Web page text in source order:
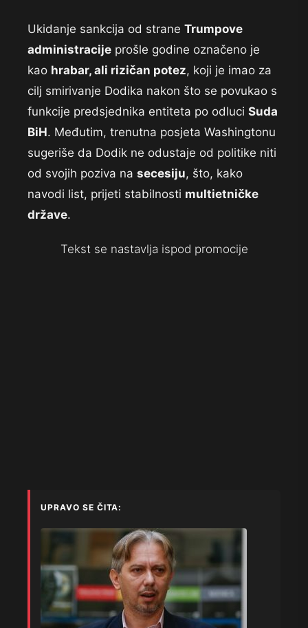
Ukidanje sankcija od strane Trumpove
administracije prošle godine označeno je
kao hrabar, ali rizičan potez, koji je imao za
cilj smirivanje Dodika nakon što se povukao s
funkcije predsjednika entiteta po odluci Suda
BiH. Međutim, trenutna posjeta Washingtonu
sugeriše da Dodik ne odustaje od politike niti
od svojih poziva na secesiju, što, kako
navodi list, prijeti stabilnosti multietničke
države.
Tekst se nastavlja ispod promocije
UPRAVO SE ČITA: